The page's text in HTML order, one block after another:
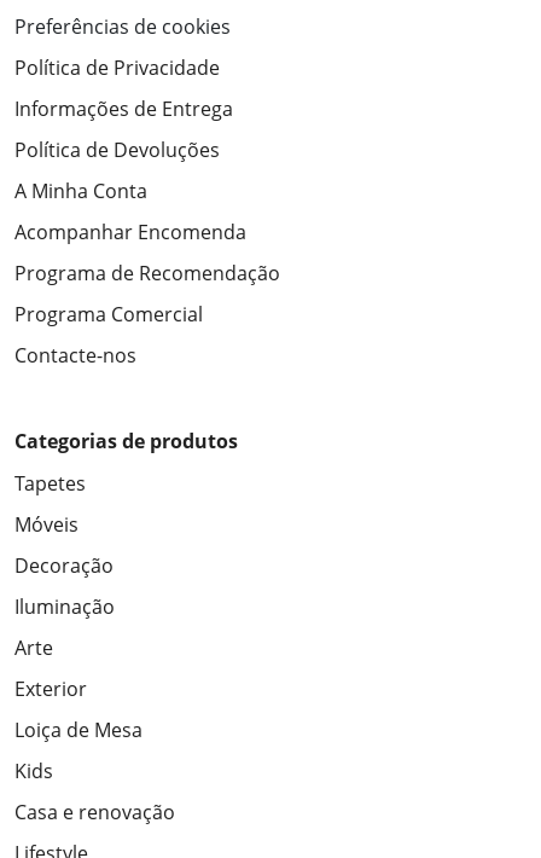
Preferências de cookies
Política de Privacidade
Informações de Entrega
Política de Devoluções
A Minha Conta
Acompanhar Encomenda
Programa de Recomendação
Programa Comercial
Contacte-nos
Categorias de produtos
Tapetes
Móveis
Decoração
Iluminação
Arte
Exterior
Loiça de Mesa
Kids
Casa e renovação